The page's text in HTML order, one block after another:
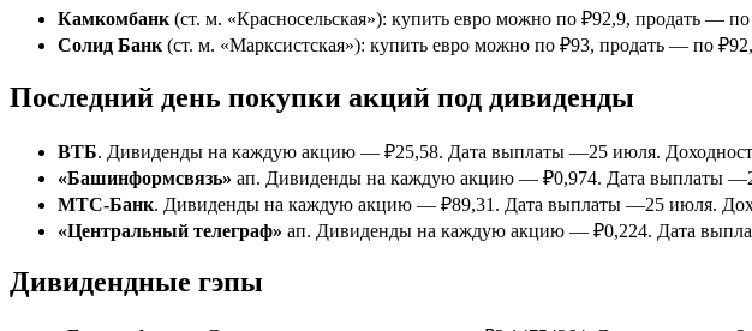
Камкомбанк (ст. м. «Красносельская»): купить евро можно по ₽92,9, продать —
Солид Банк (ст. м. «Марксистская»): купить евро можно по ₽93, продать — по
Последний день покупки акций под дивиденды
ВТБ. Дивиденды на каждую акцию — ₽25,58. Дата выплаты —25 июля.
«Башинформсвязь» ап. Дивиденды на каждую акцию — ₽0,974. Дата выплаты
МТС-Банк. Дивиденды на каждую акцию — ₽89,31. Дата выплаты —25 июля.
«Центральный телеграф» ап. Дивиденды на каждую акцию — ₽0,224. Дата
Дивидендные гэпы